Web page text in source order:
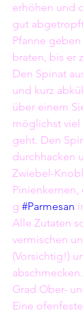
erhöhen und
gut
Pfanne
braten, bis er
Den Spinat
und kurz
über einem
möglichst viel
geht. Den
durchhacken
Zwiebel-
Pinienkernen,
g #Parmesan
Alle Zutaten
vermischen
(Vorsichtig!)
Grad Ober-
Eine